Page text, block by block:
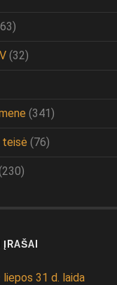
(32)
(341)
teisė (76)
liepos 31 d. laida